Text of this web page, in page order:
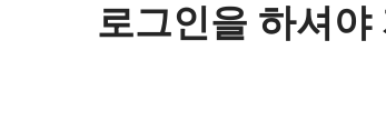
로그인을 하셔